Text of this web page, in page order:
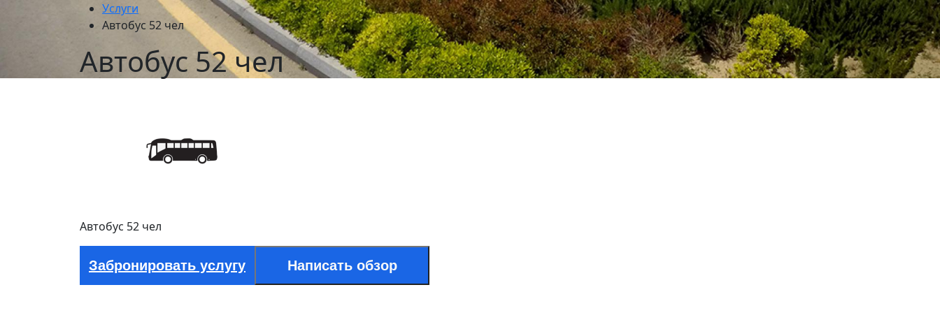
Услуги
Автобус 52 чел
Автобус 52 чел
Автобус 52 чел
Забронировать услугу Написать обзор